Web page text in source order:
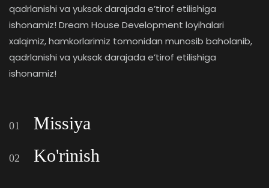
qadrlanishi va yuksak darajada e’tirof etilishiga
ishonamiz! Dream House Development loyihalari
xalqimiz, hamkorlarimiz tomonidan munosib baholanib,
qadrlanishi va yuksak darajada e’tirof etilishiga
ishonamiz!
01 Missiya
02 Ko'rinish